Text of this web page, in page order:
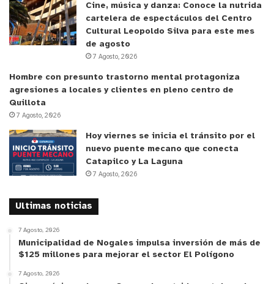
5.- Certificado de Egreso de Educación Media o
Certificado de Concentración de Notas, con el fin
de identificar el Número (a los más 2) de
Reprobación de asignaturas o ramos o asignaturas
de la carrera que esté cursando.
6.- Declaración Jurada Simple donde el postulante
carrera de educación superior igual o superior a 8
semestres.
ingresos del núcleo familiar.
8.- Declaración Jurada Simple que autoriza a la
Municipalidad el manejo de datos personales.
Cine, música y danza: Conoce la nutrida
cartelera de espectáculos del Centro
Cultural Leopoldo Silva para este mes
de agosto
7 Agosto, 2026
Hombre con presunto trastorno mental protagoniza
agresiones a locales y clientes en pleno centro de
Quillota
7 Agosto, 2026
Hoy viernes se inicia el tránsito por el
nuevo puente mecano que conecta
Catapilco y La Laguna
7 Agosto, 2026
Ultimas noticias
7 Agosto, 2026
Municipalidad de Nogales impulsa inversión de más de
$125 millones para mejorar el sector El Polígono
7 Agosto, 2026